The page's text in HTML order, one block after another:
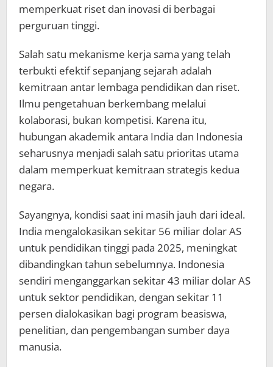
memperkuat riset dan inovasi di berbagai
perguruan tinggi.
Salah satu mekanisme kerja sama yang telah
terbukti efektif sepanjang sejarah adalah
kemitraan antar lembaga pendidikan dan riset.
Ilmu pengetahuan berkembang melalui
kolaborasi, bukan kompetisi. Karena itu,
hubungan akademik antara India dan Indonesia
seharusnya menjadi salah satu prioritas utama
dalam memperkuat kemitraan strategis kedua
negara.
Sayangnya, kondisi saat ini masih jauh dari ideal.
India mengalokasikan sekitar 56 miliar dolar AS
untuk pendidikan tinggi pada 2025, meningkat
dibandingkan tahun sebelumnya. Indonesia
sendiri menganggarkan sekitar 43 miliar dolar AS
untuk sektor pendidikan, dengan sekitar 11
persen dialokasikan bagi program beasiswa,
penelitian, dan pengembangan sumber daya
manusia.